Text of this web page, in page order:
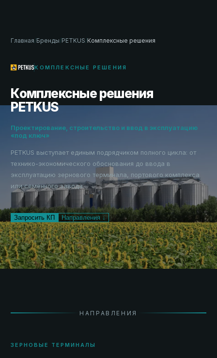
Главная/Бренды/PETKUS/Комплексные решения
КОМПЛЕКСНЫЕ РЕШЕНИЯ
Комплексные решения
PETKUS
Проектирование, строительство и ввод в эксплуатацию
«под ключ»
PETKUS выступает единым подрядчиком полного цикла: от
технико-экономического обоснования до ввода в
эксплуатацию зернового терминала, портового комплекса
или семенного завода.
Запросить КП Направления ↓
НАПРАВЛЕНИЯ
ЗЕРНОВЫЕ ТЕРМИНАЛЫ